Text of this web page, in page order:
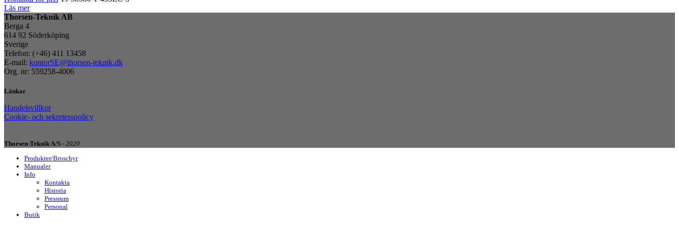
Läs mer
Thorsen-Teknik AB
Berga 4
614 92 Söderköping
Sverige
Telefon: (+46) 411 13458
E-mail: kontorSE@thorsen-teknik.dk
Org. nr: 559258-4006
Länkar
Handelsvillkor
Cookie- och sekretesspolicy
Thorsen-Teknik A/S - 2020
Produkter/Broschyr
Manualer
Info
Kontakta
Historia
Pressrum
Personal
Butik